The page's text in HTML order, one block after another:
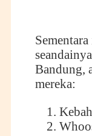
Bandung,
mereka: